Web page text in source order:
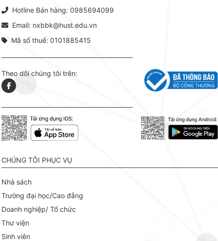
Hotline Bán hàng: 0985694099
Email: nxbbk@hust.edu.vn
Mã số thuế: 0101885415
Theo dõi chúng tôi trên:
CHÚNG TÔI PHỤC VỤ
Nhà sách
Trường đại học/Cao đẳng
Doanh nghiệp/ Tổ chức
Thư viện
Sinh viên